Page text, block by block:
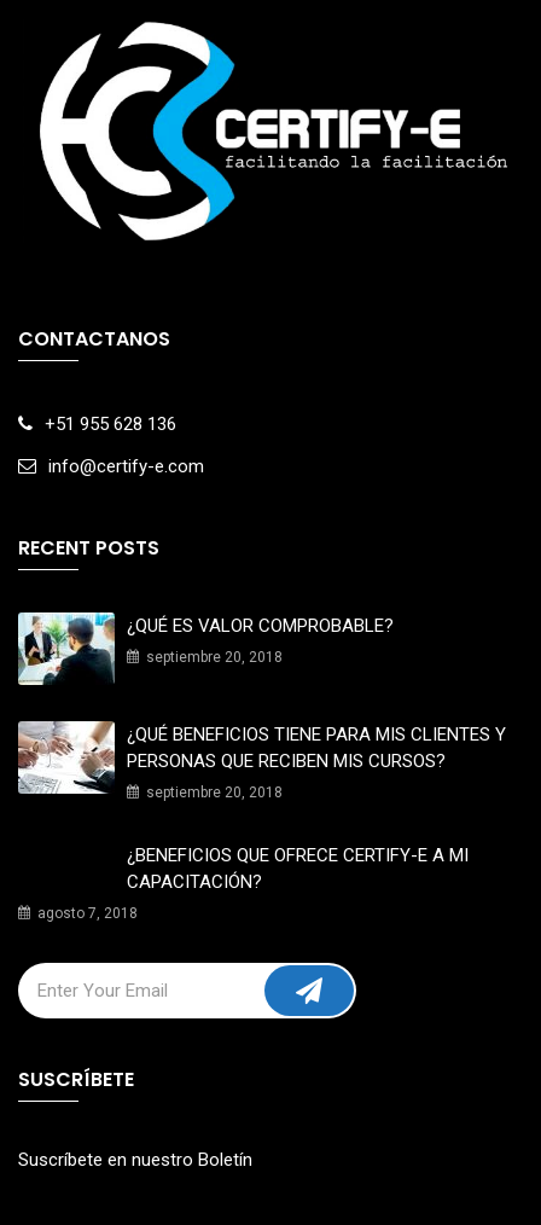
CONTACTANOS
+51 955 628 136
info@certify-e.com
RECENT POSTS
¿QUÉ ES VALOR COMPROBABLE?
septiembre 20, 2018
¿QUÉ BENEFICIOS TIENE PARA MIS CLIENTES Y
PERSONAS QUE RECIBEN MIS CURSOS?
septiembre 20, 2018
¿BENEFICIOS QUE OFRECE CERTIFY-E A MI
CAPACITACIÓN?
agosto 7, 2018
SUSCRÍBETE
Suscríbete en nuestro Boletín